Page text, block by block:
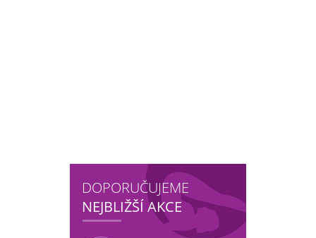
DOPORUČUJEME
NEJBLIŽŠÍ AKCE